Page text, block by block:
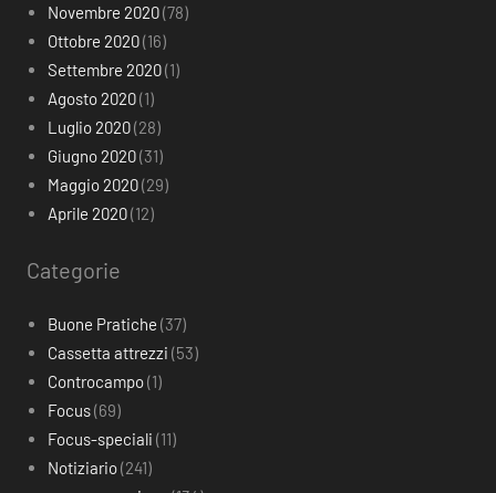
Novembre 2020(78)
Ottobre 2020(16)
Settembre 2020(1)
Agosto 2020(1)
Luglio 2020(28)
Giugno 2020(31)
Maggio 2020(29)
Aprile 2020(12)
Categorie
Buone Pratiche (37)
Cassetta attrezzi (53)
Controcampo(1)
Focus(69)
Focus-speciali (11)
Notiziario(241)